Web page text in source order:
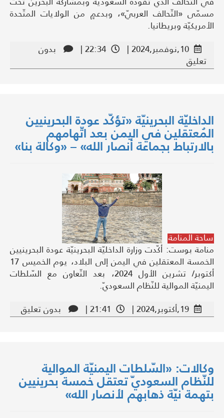
مسمّى «التّحالف العربيّ»، وبدعمٍ من الولايات المتّحدة
الأمريكيّة وبريطانيا.
10,نوفمبر,2024 |
22:34 |
بدون
تعليق
الداخليّة البحرينيّة «تؤكّد عودة البحرينيين
المُعتقلين في اليمن بعد اتّهامهم
بالارتباط بجماعة أنصار الله» – «وكالة بنا»
ساحة المنامة
منامة بوست: أكّدت وزارة الداخليّة البحرينيّة عودة البحرينيين
الخمسة المعتقلين في اليمن إلى البلاد، يوم الخميس 17
أكتوبر/ تشرين الأول 2024، بعد التّعاون مع السّلطات
اليمنيّة الموالية للنّظام السعوديّ.
19,أكتوبر,2024 |
21:41 | بدون تعليق
وكالات: «السّلطات اليمنيّة الموالية
للنّظام السعوديّ تعتقل خمسة بحرينيين
بتهمة نيّة ذهابهم لأنصار الله»